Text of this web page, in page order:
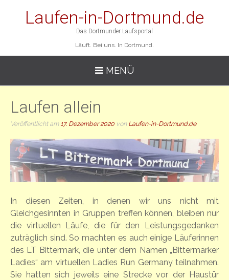
Laufen-in-Dortmund.de
Das Dortmunder Laufsportal
Läuft. Bei uns. In Dortmund.
MENÜ
Laufen allein
Veröffentlicht am 17. Dezember 2020 von Laufen-in-Dortmund.de
In diesen Zeiten, in denen wir uns nicht mit
Gleichgesinnten in Gruppen treffen können, bleiben nur
die virtuellen Läufe, die für den Leistungsgedanken
zuträglich sind.So machten es auch einige Läuferinnen
des LT Bittermark, die unter dem Namen „Bittermärker
Ladies“ am virtuellen Ladies Run Germany teilnahmen.
Sie hatten sich jeweils eine Strecke vor der Haustür